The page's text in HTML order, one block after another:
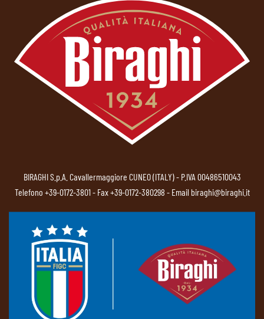
BIRAGHI S.p.A. Cavallermaggiore CUNEO (ITALY) - P.IVA 00486510043
Telefono +39-0172-3801- Fax +39-0172-380298 - Email biraghi@biraghi.it